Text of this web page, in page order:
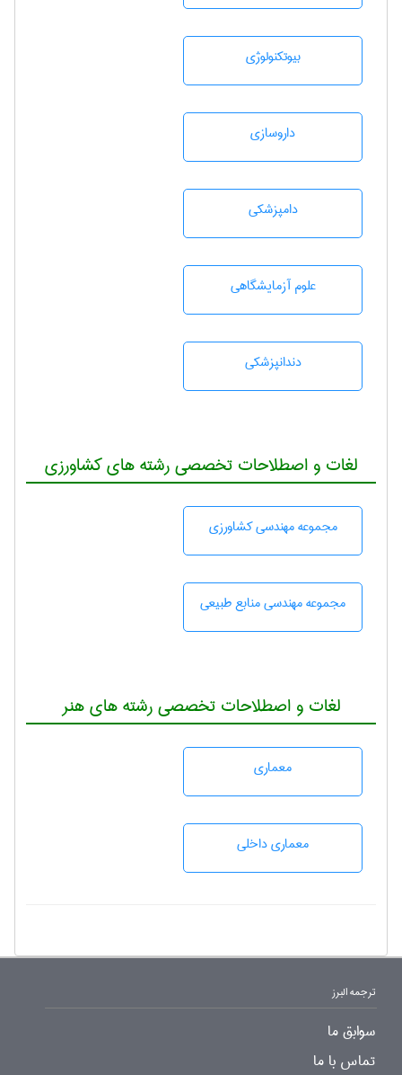
بيوتكنولوژی
داروسازی
دامپزشكی
علوم آزمايشگاهی
دندانپزشكی
لغات و اصطلاحات تخصصی رشته های کشاورزی
مجموعه مهندسی كشاورزی
مجموعه مهندسی منابع طبيعی
لغات و اصطلاحات تخصصی رشته های هنر
معماری
معماری داخلی
ترجمه البرز
سوابق ما
تماس با ما